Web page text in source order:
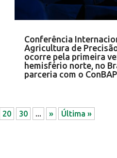
Conferência
Agricultura de
ocorre pela primeira
hemisfério norte, no
parceria com o ConBAP
20 30 ... » Última »